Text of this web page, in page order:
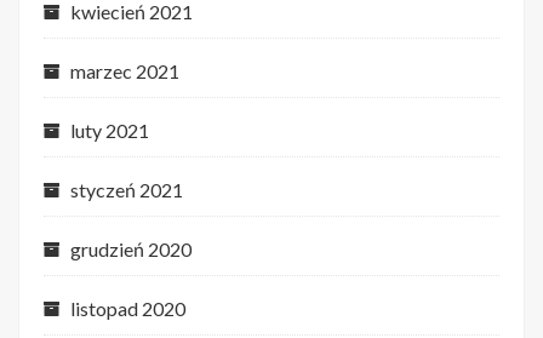
kwiecień 2021
marzec 2021
luty 2021
styczeń 2021
grudzień 2020
listopad 2020